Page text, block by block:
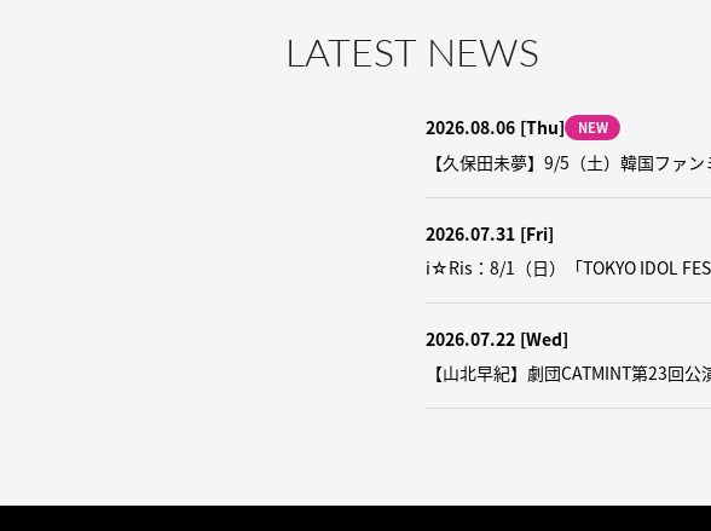
LATEST NEWS
2026.08.06 [Thu] NEW
【久保田未夢】9/5（土）韓国ファ
2026.07.31 [Fri]
i☆Ris：8/1（日）「TOKYO IDOL
2026.07.22 [Wed]
【山北早紀】劇団CATMINT第23回